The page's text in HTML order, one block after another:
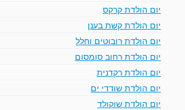
יום הולדת קרקס
יום הולדת קשת בענן
יום הולדת רובוטים וחלל
יום הולדת רחוב סומסום
יום הולדת רקדנית
יום הולדת שודדי ים
יום הולדת שוקולד